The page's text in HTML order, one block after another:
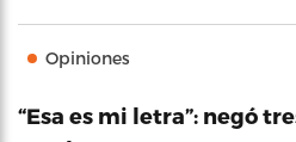
Opiniones
“Esa es mi letra”: negó